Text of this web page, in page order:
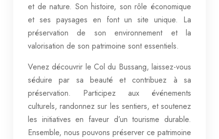
et de nature. Son histoire, son rôle économique
et ses paysages en font un site unique. La
préservation de son environnement et la
valorisation de son patrimoine sont essentiels.
Venez découvrir le Col du Bussang, laissez-vous
séduire par sa beauté et contribuez à sa
préservation. Participez aux événements
culturels, randonnez sur les sentiers, et soutenez
les initiatives en faveur d’un tourisme durable.
Ensemble, nous pouvons préserver ce patrimoine